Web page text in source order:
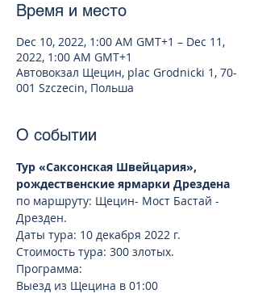
Время и место
Dec 10, 2022, 1:00 AM GMT+1 – Dec 11,
2022, 1:00 AM GMT+1
Автовокзал Щецин, plac Grodnicki 1, 70-
001 Szczecin, Польша
О событии
Тур «Саксонская Швейцария»,
рождественские ярмарки Дрездена
по маршруту: Щецин- Мост Бастай -
Дрезден.
Даты тура: 10 декабря 2022 г.
Стоимость тура: 300 злотых.
Программа:
Выезд из Щецина в 01:00